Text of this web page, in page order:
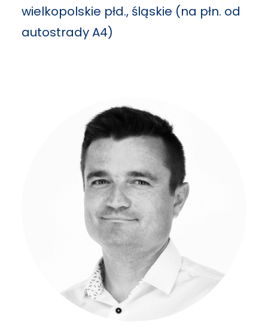
wielkopolskie płd., śląskie (na płn. od
autostrady A4)